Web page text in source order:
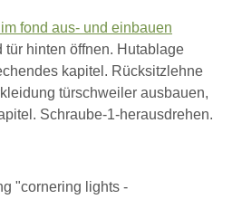
fond aus- und einbauen
hinten öffnen. Hutablage
kapitel. Rücksitzlehne
türschweiler ausbauen,
Schraube-1-herausdrehen.
"cornering lights -